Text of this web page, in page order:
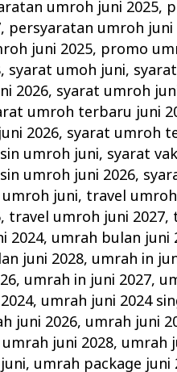
umroh juni 2025,
, persyaratan umroh juni
juni 2025, promo
, syarat umoh juni,
2026, syarat umroh
umroh terbaru juni
2026, syarat umroh
umroh juni, syarat
umroh juni 2026,
juni, travel
, travel umroh juni 2027,
2024, umrah bulan juni
juni 2028, umrah in
, umrah in juni 2027,
, umrah juni 2024
juni 2026, umrah juni
umrah juni 2028, umrah
, umrah package juni